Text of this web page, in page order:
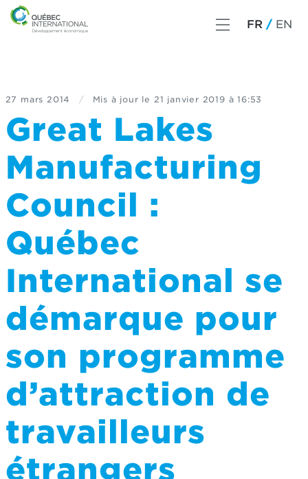
FR EN
27 mars 2014 / Mis à jour le 21 janvier 2019 à 16:53
Great Lakes
Manufacturing
Council :
Québec
International se
démarque pour
son programme
d’attraction de
travailleurs
étrangers